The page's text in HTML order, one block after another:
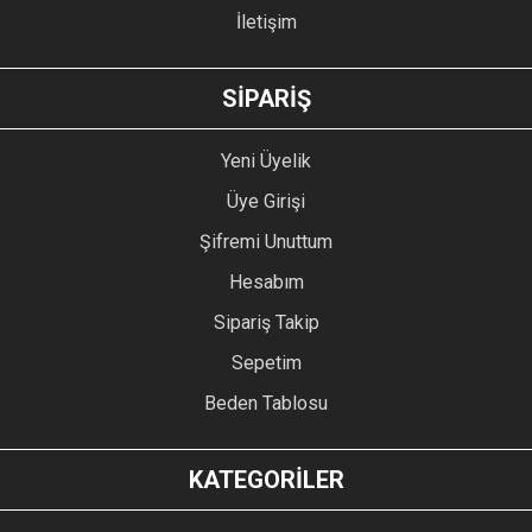
GÖNDER
İletişim
SİPARİŞ
Yeni Üyelik
Üye Girişi
Şifremi Unuttum
Hesabım
Sipariş Takip
Sepetim
Beden Tablosu
KATEGORİLER